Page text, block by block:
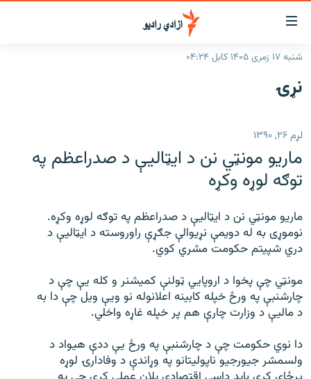
د
لاسرسۍ
وړ
لېنکونه
اصلي
ته
ورتلل
اصلي
مېنو
ورتلل
لټون
پاڼې
مراجعه
راپورونه
منځنی ختیځ
نړۍ
د خپرونو جدول
مرکې
انځوریزه برخه
ورزش
د کډوالۍ بحران
'کووېډ-۱۹'
اړیکه
دري پاڼه
شنبه ۱۷ زمری ۱۴۰۵ کابل ۰۴:۲۴
نړۍ
لړم ۲۶, ۱۳۹۰
ماریو مونټي نن د ایټاليې د صدراعظم په
توګه لوړه وکړه
ماریو مونټي نن د ایټاليې د صدراعظم په توګه لوړه وکړه.
نوموړی به له دویمې نړیوالې جګړې راوروسته د ایټالیې د
دري شپیتم حکومت مشري کوي.
مونټي چې پخوا د اروپايي ټولنې کمیشنر و کله یې چې د
چارشنبې په ورځ خپله کابینه اعلانوله نو ویې ویل چې دا به
د ماليې د وزارت چارې هم پر خپله غاړه واخلي.
دا نوي حکومت چې د چارشنبې په ورځ یې ددې هیواد د
ولسمشر جیورجیو ناپولیتانو په وړاندې د وفادارۍ لوړه